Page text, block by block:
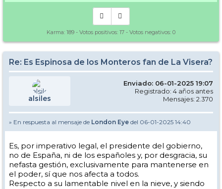
Karma: 189 - Votos positivos: 17 - Votos negativos: 0
Re: Es Espinosa de los Monteros fan de La Visera?
alsiles
Enviado: 06-01-2025 19:07
Registrado: 4 años antes
Mensajes: 2.370
» En respuesta al mensaje de London Eye del 06-01-2025 14:40
Es, por imperativo legal, el presidente del gobierno,
no de España, ni de los españoles y, por desgracia, su
nefasta gestión, exclusivamente para mantenerse en
el poder, sí que nos afecta a todos.
Respecto a su lamentable nivel en la nieve, y siendo